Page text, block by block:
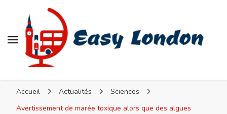
Accueil Actualités
Sciences
Avertissement de marée toxique alors que des algues